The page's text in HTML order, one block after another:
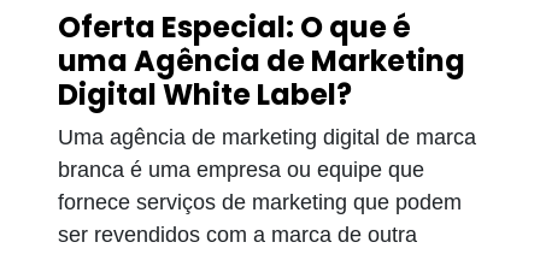
Oferta Especial: O que é
uma Agência de Marketing
Digital White Label?
Uma agência de marketing digital de marca
branca é uma empresa ou equipe que
fornece serviços de marketing que podem
ser revendidos com a marca de outra